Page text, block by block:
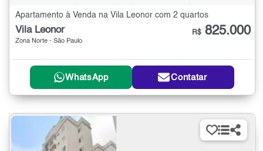
Apartamento à Venda na Vila Leonor com 2 quartos
Vila Leonor
Zona Norte - São Paulo
R$ 825.000
WhatsApp Contatar